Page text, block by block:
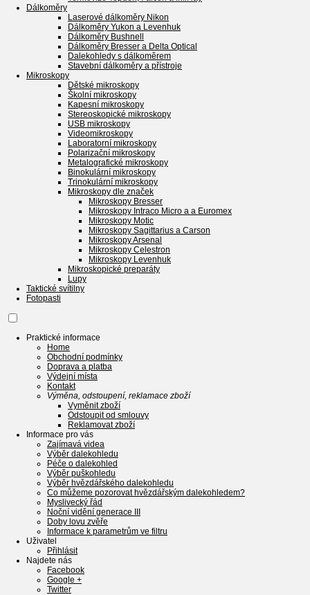
Dálkoměry
Laserové dálkoměry Nikon
Dálkoměry Yukon a Levenhuk
Dálkoměry Bushnell
Dálkoměry Bresser a Delta Optical
Dalekohledy s dálkoměrem
Stavební dálkoměry a přístroje
Mikroskopy
Dětské mikroskopy
Školní mikroskopy
Kapesní mikroskopy
Stereoskopické mikroskopy
USB mikroskopy
Videomikroskopy
Laboratorní mikroskopy
Polarizační mikroskopy
Metalografické mikroskopy
Binokulární mikroskopy
Trinokulární mikroskopy
Mikroskopy dle značek
Mikroskopy Bresser
Mikroskopy Intraco Micro a a Euromex
Mikroskopy Motic
Mikroskopy Sagittarius a Carson
Mikroskopy Arsenal
Mikroskopy Celestron
Mikroskopy Levenhuk
Mikroskopické preparáty
Lupy
Taktické svítilny
Fotopasti
Praktické informace
Home
Obchodní podmínky
Doprava a platba
Výdejní místa
Kontakt
Výměna, odstoupení, reklamace zboží
Vyměnit zboží
Odstoupit od smlouvy
Reklamovat zboží
Informace pro vás
Zajímavá videa
Výběr dalekohledu
Péče o dalekohled
Výběr puškohledu
Výběr hvězdářského dalekohledu
Co můžeme pozorovat hvězdářským dalekohledem?
Myslivecký řád
Noční vidění generace III
Doby lovu zvěře
Informace k parametrům ve filtru
Uživatel
Přihlásit
Najdete nás
Facebook
Google +
Twitter